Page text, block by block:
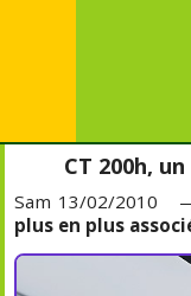
CT 200h,
Sam 13/02/
plus en plus